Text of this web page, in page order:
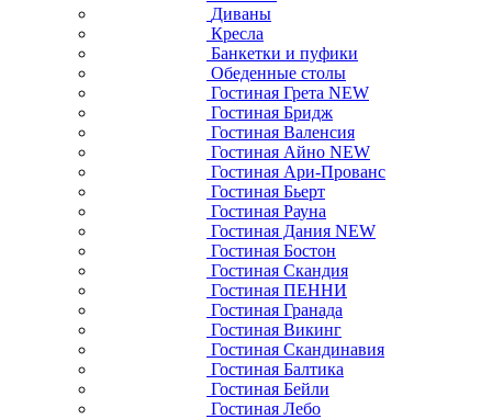
Диваны
Кресла
Банкетки и пуфики
Обеденные столы
Гостиная Грета NEW
Гостиная Бридж
Гостиная Валенсия
Гостиная Айно NEW
Гостиная Ари-Прованс
Гостиная Бьерт
Гостиная Рауна
Гостиная Дания NEW
Гостиная Бостон
Гостиная Скандия
Гостиная ПЕННИ
Гостиная Гранада
Гостиная Викинг
Гостиная Скандинавия
Гостиная Балтика
Гостиная Бейли
Гостиная Лебо